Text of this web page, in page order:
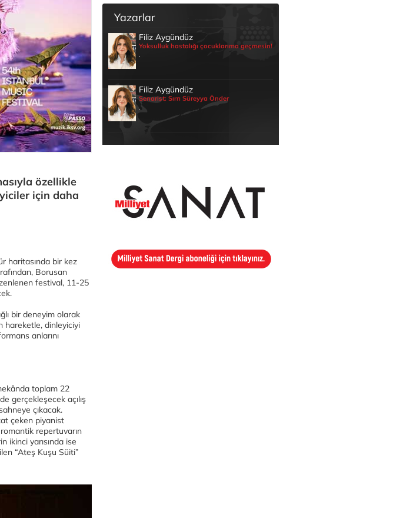
özellikle
için daha
haritasında bir kez
Borusan
festival, 11-25
bir deneyim olarak
hareketle, dinleyiciyi
anlarını
toplam 22
gerçekleşecek açılış
çıkacak.
çeken piyanist
repertuvarın
ikinci yarısında ise
“Ateş Kuşu Süiti”
Yazarlar
Filiz Aygündüz
Yoksulluk hastalığı çocuklarıma geçmesin!
.
Filiz Aygündüz
Senarist: Sırrı Süreyya Önder
.